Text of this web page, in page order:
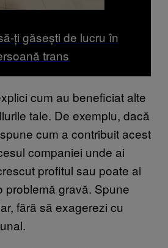
ți găsești de lucru în
trans
cum au beneficiat alte
tale. De exemplu, dacă
cum a contribuit acest
companiei unde ai
profitul sau poate ai
problemă gravă. Spune
fără să exagerezi cu